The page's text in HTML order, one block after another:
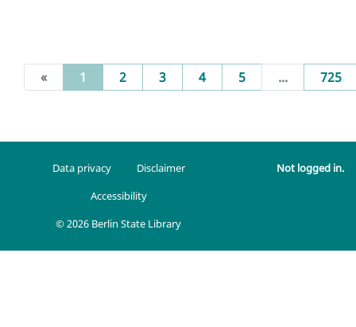
« 1 (current)
2 3 4 5 ... 725
Data privacy
Disclaimer
Accessibility
© 2026 Berlin State Library
Not logged in.